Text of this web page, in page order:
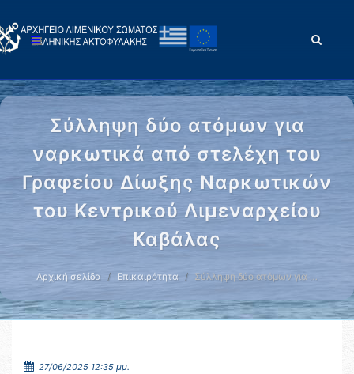
Σύλληψη δύο ατόμων για
ναρκωτικά από στελέχη του
Γραφείου Δίωξης Ναρκωτικών
του Κεντρικού Λιμεναρχείου
Καβάλας
Αρχική σελίδα Επικαιρότητα Σύλληψη δύο ατόμων για …
27/06/2025 12:35 μμ.